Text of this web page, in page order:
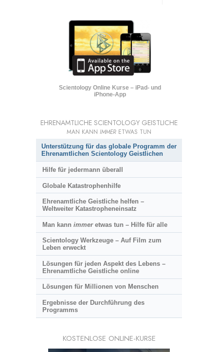
Scientology Online Kurse – iPad- und
iPhone-App
EHRENAMTLICHE SCIENTOLOGY GEISTLICHE
MAN KANN IMMER ETWAS TUN
Unterstützung für das globale Programm der
Ehrenamtlichen Scientology Geistlichen
Hilfe für jedermann überall
Globale Katastrophenhilfe
Ehrenamtliche Geistliche helfen –
Weltweiter Katastropheneinsatz
Man kann immeretwas tun – Hilfe für alle
Scientology Werkzeuge – Auf Film zum
Leben erweckt
Lösungen für jeden Aspekt des Lebens –
Ehrenamtliche Geistliche online
Lösungen für Millionen von Menschen
Ergebnisse der Durchführung des
Programms
KOSTENLOSE ONLINE-KURSE